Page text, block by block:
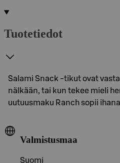
Tuotetiedot
Salami Snack -tikut ovat
nälkään, tai kun tekee mieli
uutuusmaku Ranch sopii
Valmistusmaa
Suomi